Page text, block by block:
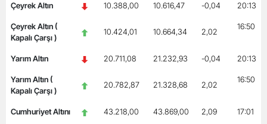
Çeyrek Altın 10.388,00 10.616,47 -0,04 20:13
Çeyrek Altın (
Kapalı Çarşı )
10.424,01 10.664,34 2,02
16:50
Yarım Altın 20.711,08 21.232,93 -0,04 20:13
Yarım Altın (
Kapalı Çarşı )
20.782,87 21.328,68 2,02
16:50
Cumhuriyet Altını 43.218,00 43.869,00 2,09 17:01